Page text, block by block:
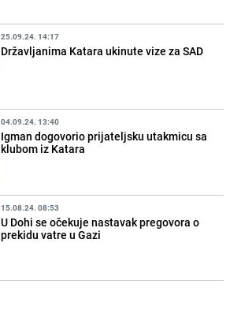
25.09.24. 14:17
Državljanima Katara ukinute vize za SAD
04.09.24. 13:40
Igman dogovorio prijateljsku utakmicu sa
klubom iz Katara
15.08.24. 08:53
U Dohi se očekuje nastavak pregovora o
prekidu vatre u Gazi